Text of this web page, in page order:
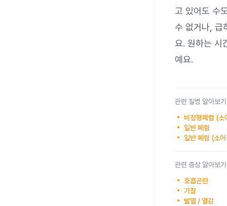
고 있어도 수
수 없거나, 급
요. 원하는 시
예요.
관련 질병 알아보기
비정형폐렴 (소
일반 폐렴
일반 폐렴 (소
관련 증상 알아보기
호흡곤란
기침
발열 / 열감